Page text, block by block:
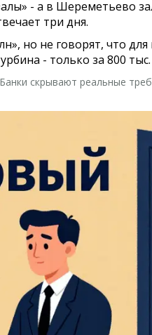
- а в Шереметьево
три дня.
но не говорят, что
- только за 800
скрывают реальные